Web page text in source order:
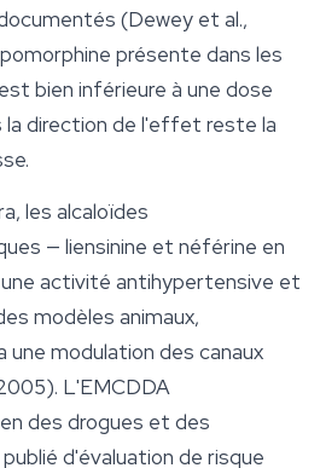
(Dewey et al.,
présente dans les
est bien inférieure à une dose
la direction de l'effet reste la
, les alcaloïdes
— liensinine et néférine en
activité antihypertensive et
modèles animaux,
une modulation des canaux
L'EMCDDA
des drogues et des
d'évaluation de risque